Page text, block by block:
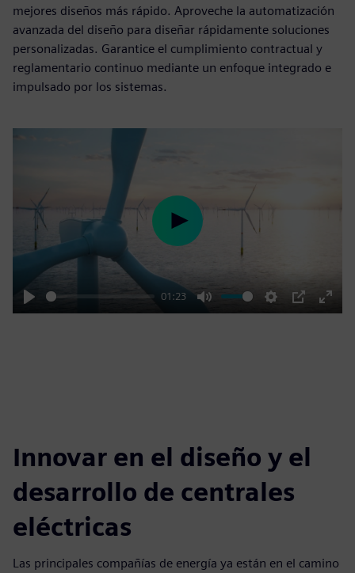
mejores diseños más rápido. Aproveche la automatización
avanzada del diseño para diseñar rápidamente soluciones
personalizadas. Garantice el cumplimiento contractual y
reglamentario continuo mediante un enfoque integrado e
impulsado por los sistemas.
Play
01:23
Mute Settings
PIP
Enter
Play
Innovar en el diseño y el
desarrollo de centrales
eléctricas
Las principales compañías de energía ya están en el camino